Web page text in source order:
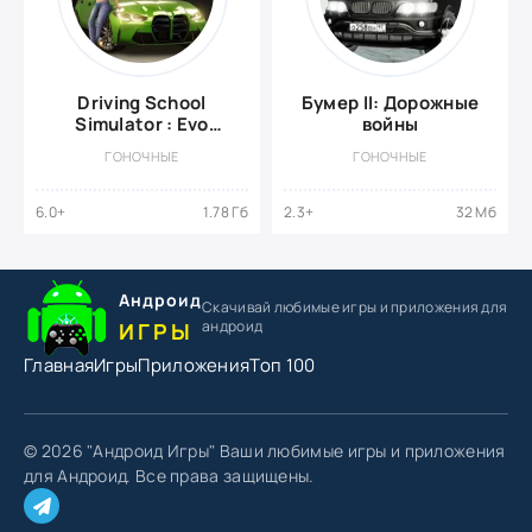
Driving School
Simulator : Evo
денег}
ГОНОЧНЫЕ
6.0+ 1.78 Гб
Бумер II: Дорожные
войны
ГОНОЧНЫЕ
2.3+ 32 Мб
Андроид
ИГРЫ
Скачивай любимые игрыи приложения для
андроид
ГлавнаяИгрыПриложенияТоп 100
© 2026 "Андроид Игры" Ваши любимые игры и приложения
для Андроид. Все права защищены.